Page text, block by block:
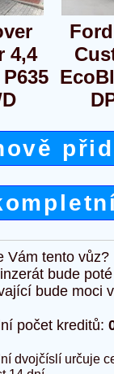
4,4
Vám tento
bude
bude moci
počet kreditů:
dvojčíslí určuje